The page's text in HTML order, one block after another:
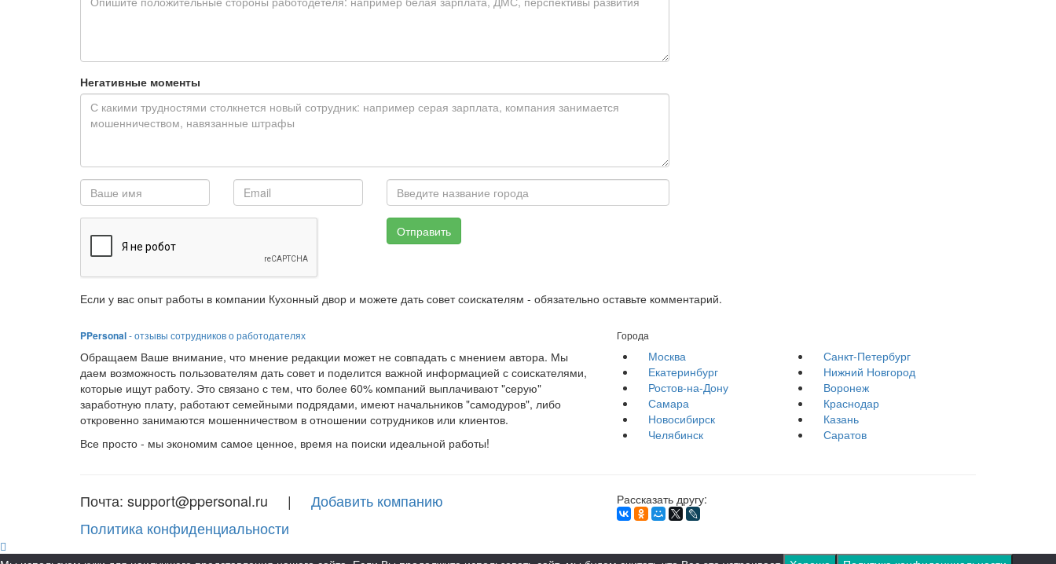
Негативные моменты
Отправить
Если у вас опыт работы в компании Кухонный двор и можете дать совет соискателям - обязательно оставьте комментарий.
PPersonal- отзывы сотрудников о работодателях
Обращаем Ваше внимание, что мнение редакции может не совпадать с мнением автора. Мы
даем возможность пользователям дать совет и поделится важной информацией с соискателями,
которые ищут работу. Это связано с тем, что более 60% компаний выплачивают "серую"
заработную плату, работают семейными подрядами, имеют начальников "самодуров", либо
откровенно занимаются мошенничеством в отношении сотрудников или клиентов.
Все просто - мы экономим самое ценное, время на поиски идеальной работы!
Города
Москва
Санкт-Петербург
Екатеринбург
Нижний Новгород
Ростов-на-Дону
Воронеж
Самара
Краснодар
Новосибирск
Казань
Челябинск
Саратов
Почта: support@ppersonal.ru | Добавить компанию
Политика конфиденциальности
Рассказать другу: